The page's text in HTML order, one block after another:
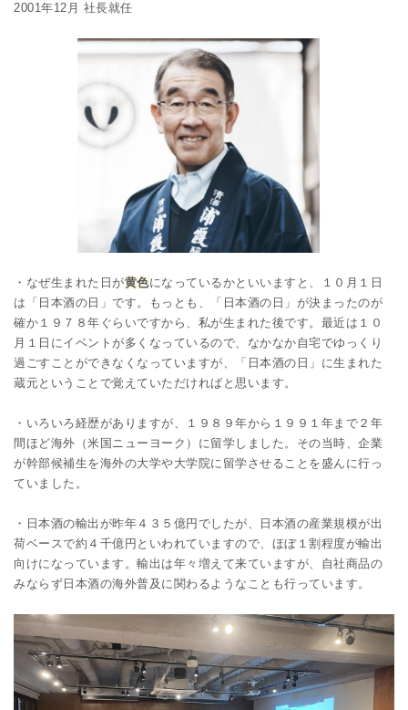
2001年12月 社長就任
・なぜ生まれた日が黄色になっているかといいますと、１０月１日
は「日本酒の日」です。もっとも、「日本酒の日」が決まったのが
確か１９７８年ぐらいですから、私が生まれた後です。最近は１０
月１日にイベントが多くなっているので、なかなか自宅でゆっくり
過ごすことができなくなっていますが、「日本酒の日」に生まれた
蔵元ということで覚えていただければと思います。
・いろいろ経歴がありますが、１９８９年から１９９１年まで２年
間ほど海外（米国ニューヨーク）に留学しました。その当時、企業
が幹部候補生を海外の大学や大学院に留学させることを盛んに行っ
ていました。
・日本酒の輸出が昨年４３５億円でしたが、日本酒の産業規模が出
荷ベースで約４千億円といわれていますので、ほぼ１割程度が輸出
向けになっています。輸出は年々増えて来ていますが、自社商品の
みならず日本酒の海外普及に関わるようなことも行っています。